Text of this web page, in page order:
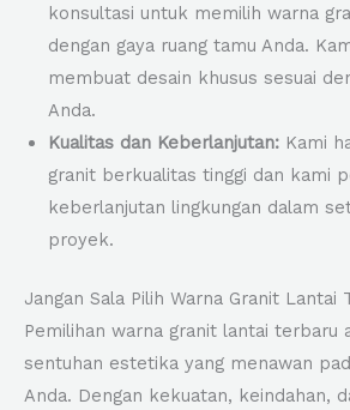
konsultasi untuk memilih warna
dengan gaya ruang tamu Anda.
membuat desain khusus sesuai
Anda.
Kualitas dan Keberlanjutan: Kami
granit berkualitas tinggi dan kami
keberlanjutan lingkungan dalam
proyek.
Jangan Sala Pilih Warna Granit Lantai
Pemilihan warna granit lantai terbaru
sentuhan estetika yang menawan
Anda. Dengan kekuatan, keindahan,